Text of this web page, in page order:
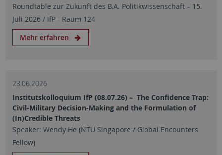
Roundtable zur Zukunft des B.A. Politikwissenschaft – 15.
Juli 2026 / IfP - Raum 124
Mehr erfahren
23.06.2026
Institutskolloquium IfP (08.07.26) – The Confidence Trap:
Civil-Military Decision-Making and the Formulation of
(In)Credible Threats
Speaker: Wendy He (NTU Singapore / Global Encounters
Fellow)